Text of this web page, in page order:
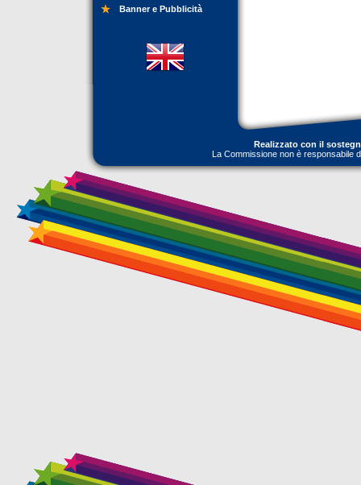
Banner e Pubblicità
Realizzato con il
La Commissione non è responsabile